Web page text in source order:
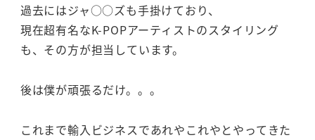
過去にはジャ○○ズも手掛けており、
現在超有名なK-POPアーティストのスタイリング
も、その方が担当しています。
後は僕が頑張るだけ。。。
これまで輸入ビジネスであれやこれやとやってきた